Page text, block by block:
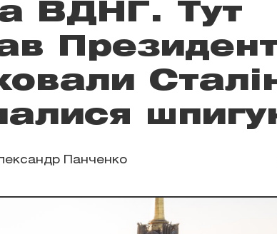
ВДНГ. Тут
Панченко